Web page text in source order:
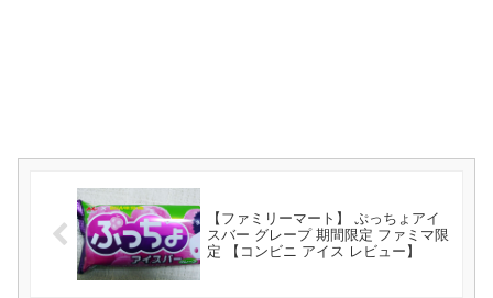
【ファミリーマート】 ぷっちょアイ
スバー グレープ 期間限定 ファミマ限
定 【コンビニ アイス レビュー】